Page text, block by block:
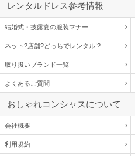
レンタルドレス参考情報
結婚式・披露宴の服装マナー
ネット?店舗?どっちでレンタル!?
取り扱いブランド一覧
よくあるご質問
おしゃれコンシャスについて
会社概要
利用規約